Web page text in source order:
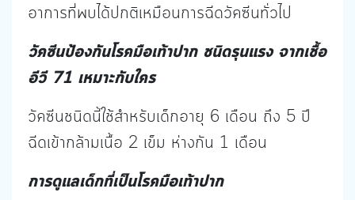
อาการที่พบได้ปกติเหมือนการฉีดวัคซีนทั่วไป
วัคซีนป้องกันโรคมือเท้าปาก ชนิดรุนแรง จากเชื้อ
อีวี 71 เหมาะกับใคร
วัคซีนชนิดนี้ใช้สำหรับเด็กอายุ 6 เดือน ถึง 5 ปี
ฉีดเข้ากล้ามเนื้อ 2 เข็ม ห่างกัน 1 เดือน
การดูแลเด็กที่เป็นโรคมือเท้าปาก